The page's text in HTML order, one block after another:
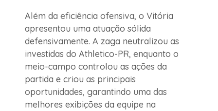
Além da eficiência ofensiva, o Vitória
apresentou uma atuação sólida
defensivamente. A zaga neutralizou as
investidas do Athletico-PR, enquanto o
meio-campo controlou as ações da
partida e criou as principais
oportunidades, garantindo uma das
melhores exibições da equipe na